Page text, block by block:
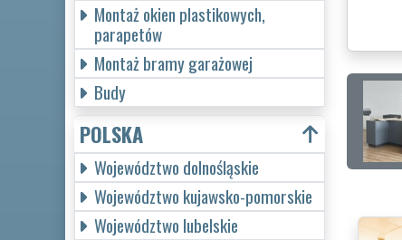
Montaż okien plastikowych,
parapetów
Montaż bramy garażowej
Budy
POLSKA
Województwo dolnośląskie
Województwo kujawsko-pomorskie
Województwo lubelskie